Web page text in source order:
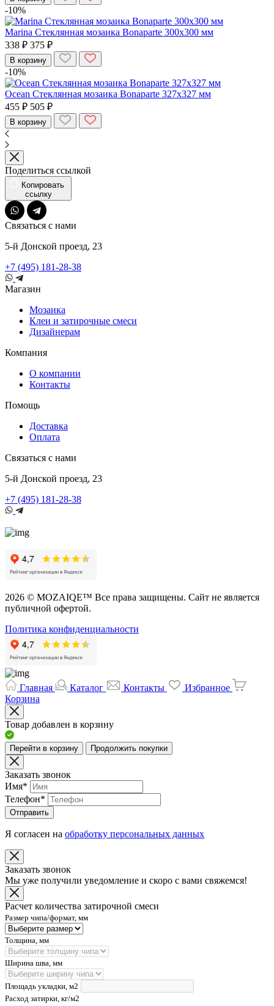
-10%
Marina Стеклянная мозаика Bonaparte 300x300 мм
338 ₽ 375 ₽
В корзину
-10%
Ocean Стеклянная мозаика Bonaparte 327x327 мм
455 ₽ 505 ₽
В корзину
Поделиться ссылкой
Копировать
ссылку
Связаться с нами
5-й Донской проезд, 23
+7 (495) 181-28-38
Магазин
Мозаика
Клеи и затирочные смеси
Дизайнерам
Компания
О компании
Контакты
Помощь
Доставка
Оплата
Связаться с нами
5-й Донской проезд, 23
+7 (495) 181-28-38
2026 © MOZAIQE™ Все права защищены. Сайт не является
публичной офертой.
Политика конфиденциальности
Главная Каталог Контакты
Избранное
Корзина
Товар добавлен в корзину
Перейти в корзину Продолжить покупки
Заказать звонок
Имя*
Телефон*
Отправить
Я согласен на обработку персональных данных
Заказать звонок
Мы уже получили уведомление и скоро с вами свяжемся!
Расчет количества затирочной смеси
Размер чипа/формат, мм
Толщина, мм
Ширина шва, мм
Площадь укладки, м2
Расход затирки, кг/м2